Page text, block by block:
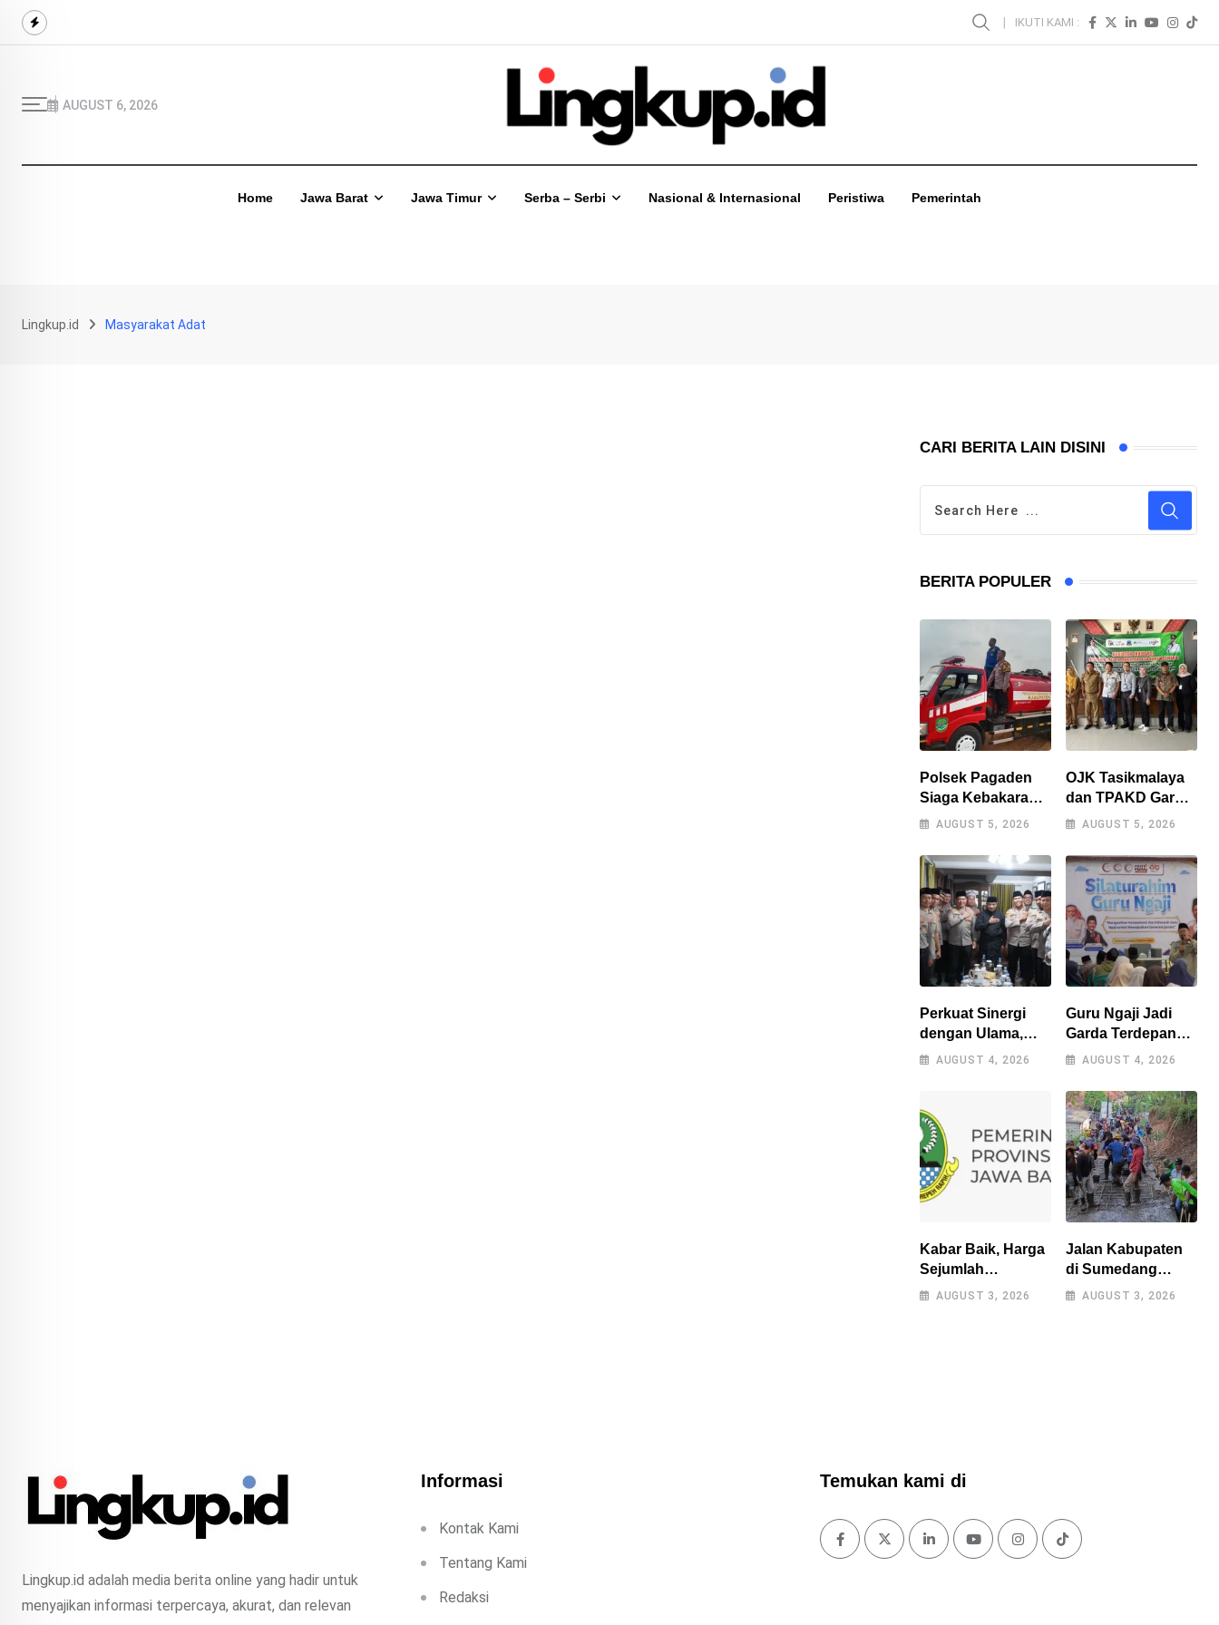
Skip
IKUTI KAMI :
AUGUST 6, 2026
Home Jawa Barat Jawa Timur Serba – Serbi Nasional & Internasional Peristiwa Pemerintah
Lingkup.id Masyarakat Adat
CARI BERITA LAIN DISINI
BERITA POPULER
Polsek Pagaden
Siaga Kebakaran
Lahan, Warga
Sampah
Sembarangan
AUGUST 5, 2026
OJK Tasikmalaya
dan TPAKD Garut
Perkuat UMKM
Desa EKI di Tepas
Papandayan
AUGUST 5, 2026
Perkuat Sinergi
dengan Ulama,
Kapolres
Ponpes
Sukamanah dan
Cipasung
AUGUST 4, 2026
Guru Ngaji Jadi
Garda Terdepan
Pembinaan Umat,
Sinergi
AUGUST 4, 2026
Kabar Baik, Harga
Sejumlah
Kebutuhan Pokok
AUGUST 3, 2026
Jalan Kabupaten
di Sumedang
Diperbaiki Secara
AUGUST 3, 2026
Lingkup.id adalah media berita online yang hadir untuk
menyajikan informasi terpercaya, akurat, dan relevan
Informasi
Kontak Kami
Tentang Kami
Redaksi
Temukan kami di